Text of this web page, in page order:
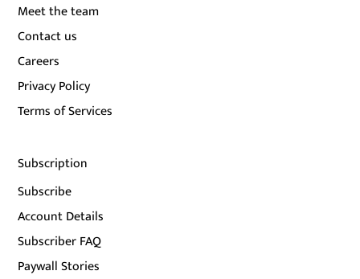
Meet the team
Contact us
Careers
Privacy Policy
Terms of Services
Subscription
Subscribe
Account Details
Subscriber FAQ
Paywall Stories